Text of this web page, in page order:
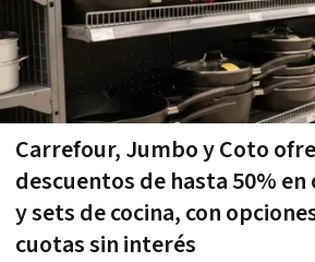
Carrefour, Jumbo y Coto
descuentos de hasta 50%
y sets de cocina, con
cuotas sin interés